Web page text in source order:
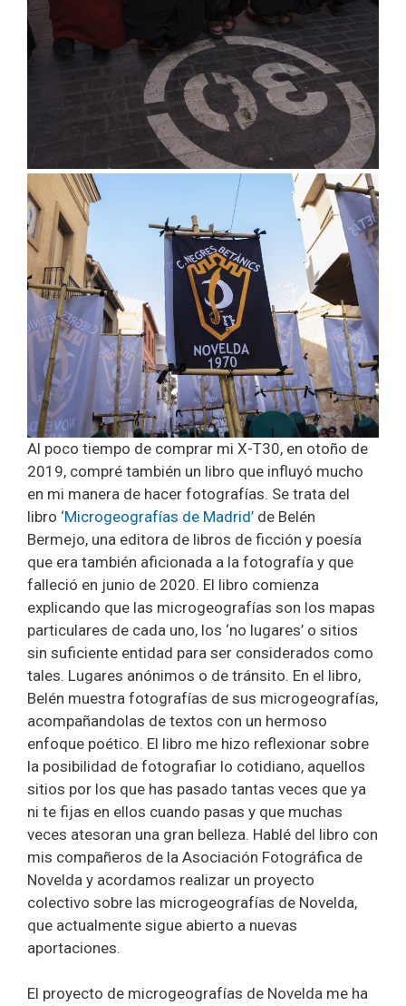
Al poco tiempo de comprar mi X-T30, en otoño de
2019, compré también un libro que influyó mucho
en mi manera de hacer fotografías. Se trata del
libro ‘Microgeografías de Madrid’ de Belén
Bermejo, una editora de libros de ficción y poesía
que era también aficionada a la fotografía y que
falleció en junio de 2020. El libro comienza
explicando que las microgeografías son los mapas
particulares de cada uno, los ‘no lugares’ o sitios
sin suficiente entidad para ser considerados como
tales. Lugares anónimos o de tránsito. En el libro,
Belén muestra fotografías de sus microgeografías,
acompañandolas de textos con un hermoso
enfoque poético. El libro me hizo reflexionar sobre
la posibilidad de fotografiar lo cotidiano, aquellos
sitios por los que has pasado tantas veces que ya
ni te fijas en ellos cuando pasas y que muchas
veces atesoran una gran belleza. Hablé del libro con
mis compañeros de la Asociación Fotográfica de
Novelda y acordamos realizar un proyecto
colectivo sobre las microgeografías de Novelda,
que actualmente sigue abierto a nuevas
aportaciones.
El proyecto de microgeografías de Novelda me ha